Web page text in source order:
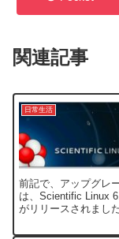
関連記事
日常生活
前記で、アップグレ
は、Scientific Linux
がリリースされまし